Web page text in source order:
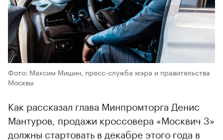
Фото: Максим Мишин, пресс-служба мэра и правительства
Москвы
Как рассказал глава Минпромторга Денис
Мантуров, продажи кроссовера «Москвич 3»
должны стартовать в декабре этого года в